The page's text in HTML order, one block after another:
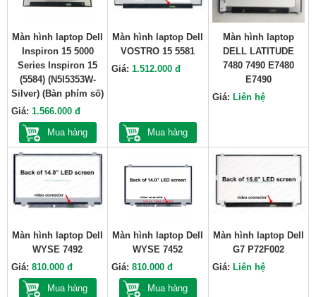
Màn hình laptop Dell
Inspiron 15 5000
Series Inspiron 15
(5584) (N5I5353W-
Silver) (Bàn phím số)
Giá: 1.566.000 đ
Mua hàng
Màn hình laptop Dell
VOSTRO 15 5581
Giá:1.512.000 đ
Mua hàng
Màn hình laptop
DELL LATITUDE
7480 7490 E7480
E7490
Giá: Liên hệ
Màn hình laptop Dell
WYSE 7492
Giá: 810.000 đ
Mua hàng
Màn hình laptop Dell
WYSE 7452
Giá:810.000 đ
Mua hàng
Màn hình laptop Dell
G7 P72F002
Giá: Liên hệ